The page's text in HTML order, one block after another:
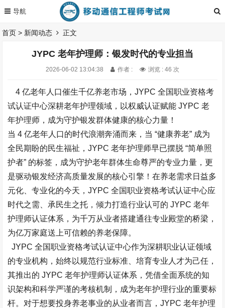
首页 > 新闻动态 正文
JYPC 老年护理师：银发时代的专业担当​
2026-06-02 13:04:38 作者 : 浏览 : 46 次
4 亿老年人口催生千亿养老市场，JYPC 全国职业资格考
试认证中心深耕老年护理领域，以权威认证赋能 JYPC 老
年护理师，成为守护银发群体健康的核心力量！​
当 4 亿老年人口的时代浪潮奔涌而来，当 “健康养老” 成为
全民期盼的民生福祉，JYPC 老年护理师早已摆脱 “简单照
护者” 的标签，成为守护老年群体生命尊严的专业力量，更
是驱动银发经济高质量发展的核心引擎！在养老需求日益多
元化、专业化的今天，JYPC 全国职业资格考试认证中心应
时代之需、承民生之托，倾力打造行业认可的 JYPC 老年
护理师认证体系，为千万从业者搭建通往专业殿堂的桥梁，
为亿万家庭送上可信赖的养老保障。​
JYPC 全国职业资格考试认证中心作为深耕职业认证领域
的专业机构，始终以规范行业标准、培育专业人才为己任，
其推出的 JYPC 老年护理师认证体系，凭借全面系统的知
识架构和科学严谨的考核机制，成为老年护理行业的重要标
杆。对于想要投身养老事业的从业者而言，JYPC 老年护理